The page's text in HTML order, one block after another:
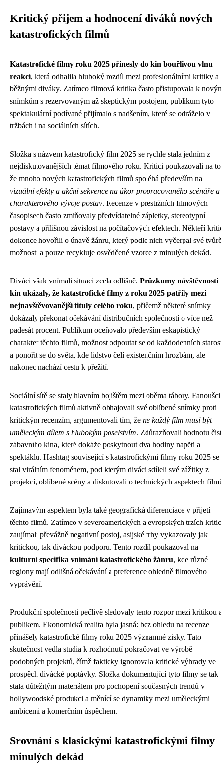
Kritický přijem a hodnocení diváků nových
katastrofických filmů
Katastrofické filmy roku 2025 přinesly do kin bouřlivou vlnu
reakcí, která odhalila hluboký rozdíl mezi profesionálními kritiky a
běžnými diváky. Zatímco filmová kritika často přistupovala k
snímkům s rezervovaným až skeptickým postojem, publikum tyto
spektakulární podívané přijímalo s nadšením, které se odráželo v
tržbách i na sociálních sítích.
Složka s názvem katastrofický film 2025 se rychle stala jedním z
nejdiskutovanějších témat filmového roku. Kritici poukazovali na
že mnoho nových katastrofických filmů spoléhá především na
vizuální efekty a akční sekvence na úkor propracovaného scénáře a
charakterového vývoje postav. Recenze v prestižních filmových
časopisech často zmiňovaly předvídatelné zápletky, stereotypní
postavy a přílišnou závislost na počítačových efektech. Někteří
dokonce hovořili o únavě žánru, který podle nich vyčerpal své
možnosti a pouze recykluje osvědčené vzorce z minulých dekád.
Diváci však vnímali situaci zcela odlišně. Průzkumy návštěvnosti
kin ukázaly, že katastrofické filmy z roku 2025 patřily mezi
nejnavštěvovanější tituly celého roku, přičemž některé snímky
dokázaly překonat očekávání distribučních společností o více než
padesát procent. Publikum oceňovalo především eskapistický
charakter těchto filmů, možnost odpoutat se od každodenních
a ponořit se do světa, kde lidstvo čelí existenčním hrozbám, ale
nakonec nachází cestu k přežití.
Sociální sítě se staly hlavním bojištěm mezi oběma tábory. Fanoušci
katastrofických filmů aktivně obhajovali své oblíbené snímky proti
kritickým recenzím, argumentovali tím, že ne každý film musí být
uměleckým dílem s hlubokým poselstvím. Zdůrazňovali hodnotu
zábavního kina, které dokáže poskytnout dva hodiny napětí a
spektáklu. Hashtag související s katastrofickými filmy roku 2025 se
stal virálním fenoménem, pod kterým diváci sdíleli své zážitky z
projekcí, oblíbené scény a diskutovali o technických aspektech
Zajímavým aspektem byla také geografická diferenciace v přijetí
těchto filmů. Zatímco v severoamerických a evropských trzích
zaujímali převážně negativní postoj, asijské trhy vykazovaly jak
kritickou, tak diváckou podporu. Tento rozdíl poukazoval na
kulturní specifika vnímání katastrofického žánru, kde různé
regiony mají odlišná očekávání a preference ohledně filmového
vyprávění.
Produkční společnosti pečlivě sledovaly tento rozpor mezi kritikou
publikem. Ekonomická realita byla jasná: bez ohledu na recenze
přinášely katastrofické filmy roku 2025 významné zisky. Tato
skutečnost vedla studia k rozhodnutí pokračovat ve výrobě
podobných projektů, čímž fakticky ignorovala kritické výhrady ve
prospěch divácké poptávky. Složka dokumentující tyto filmy se tak
stala důležitým materiálem pro pochopení současných trendů v
hollywoodské produkci a měnící se dynamiky mezi uměleckými
ambicemi a komerčním úspěchem.
Srovnání s klasickými katastrofickými filmy
minulých dekád